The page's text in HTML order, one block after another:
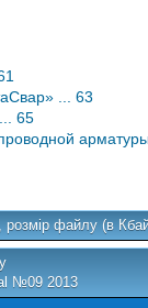
... 63
65
файлу (в
№09 2013